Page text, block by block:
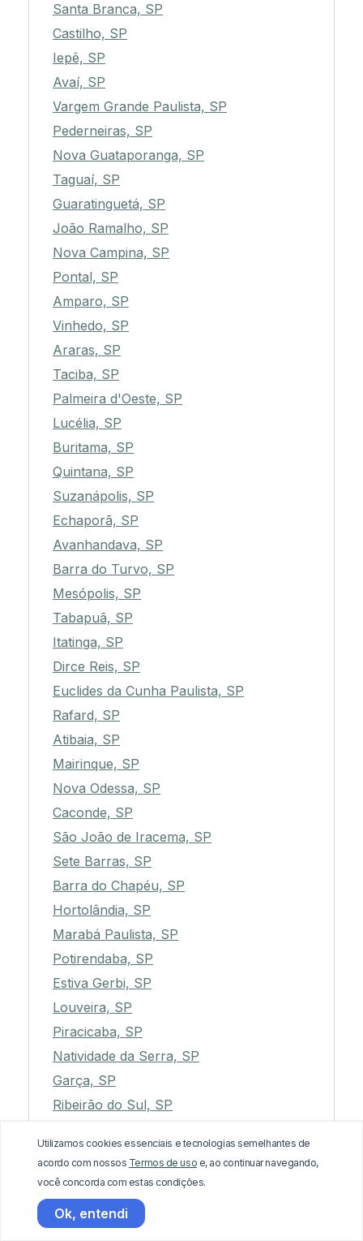
Santa Branca, SP
Castilho, SP
Iepê, SP
Avaí, SP
Vargem Grande Paulista, SP
Pederneiras, SP
Nova Guataporanga, SP
Taguaí, SP
Guaratinguetá, SP
João Ramalho, SP
Nova Campina, SP
Pontal, SP
Amparo, SP
Vinhedo, SP
Araras, SP
Taciba, SP
Palmeira d'Oeste, SP
Lucélia, SP
Buritama, SP
Quintana, SP
Suzanápolis, SP
Echaporã, SP
Avanhandava, SP
Barra do Turvo, SP
Mesópolis, SP
Tabapuã, SP
Itatinga, SP
Dirce Reis, SP
Euclides da Cunha Paulista, SP
Rafard, SP
Atibaia, SP
Mairinque, SP
Nova Odessa, SP
Caconde, SP
São João de Iracema, SP
Sete Barras, SP
Barra do Chapéu, SP
Hortolândia, SP
Marabá Paulista, SP
Potirendaba, SP
Estiva Gerbi, SP
Louveira, SP
Piracicaba, SP
Natividade da Serra, SP
Garça, SP
Ribeirão do Sul, SP
Ariranha, SP
Cruzeiro, SP
Mineiros do Tietê, SP
Utilizamos cookies essenciais e tecnologias semelhantes de
acordo com nossos Termos de uso e, ao continuar navegando,
você concorda com estas condições.
Ok, entendi